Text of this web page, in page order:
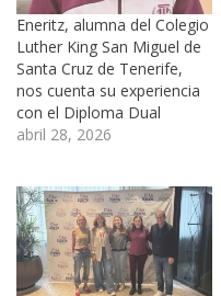
Eneritz, alumna del Colegio
Luther King San Miguel de
Santa Cruz de Tenerife,
nos cuenta su experiencia
con el Diploma Dual
abril 28, 2026